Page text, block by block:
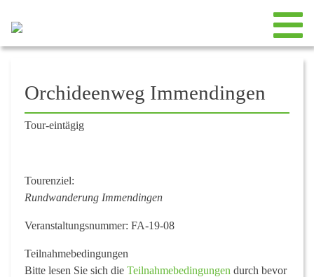
Orchideenweg Immendingen
Tour-eintägig
Tourenziel:
Rundwanderung Immendingen
Veranstaltungsnummer: FA-19-08
Teilnahmebedingungen
Bitte lesen Sie sich die Teilnahmebedingungen durch bevor